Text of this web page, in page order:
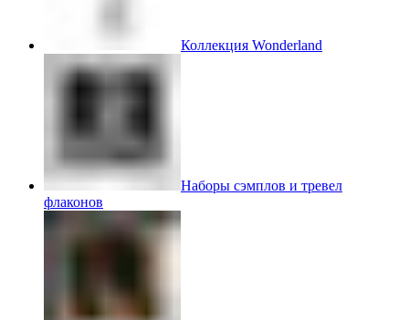
Коллекция Wonderland
Наборы сэмплов и тревел
флаконов